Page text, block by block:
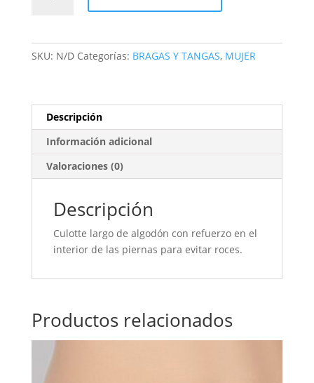
SKU: N/D Categorías: BRAGAS Y TANGAS, MUJER
Descripción
Información adicional
Valoraciones (0)
Descripción
Culotte largo de algodón con refuerzo en el
interior de las piernas para evitar roces.
Productos relacionados